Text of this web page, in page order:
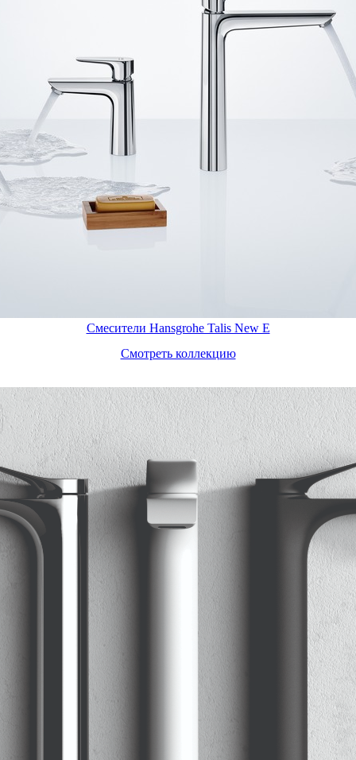
Смесители Hansgrohe Talis New E
Смотреть коллекцию